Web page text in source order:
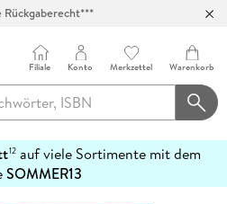
Rückgaberecht***
Filiale Konto Merkzettel Warenkorb
12auf viele Sortimente mit dem
SOMMER13